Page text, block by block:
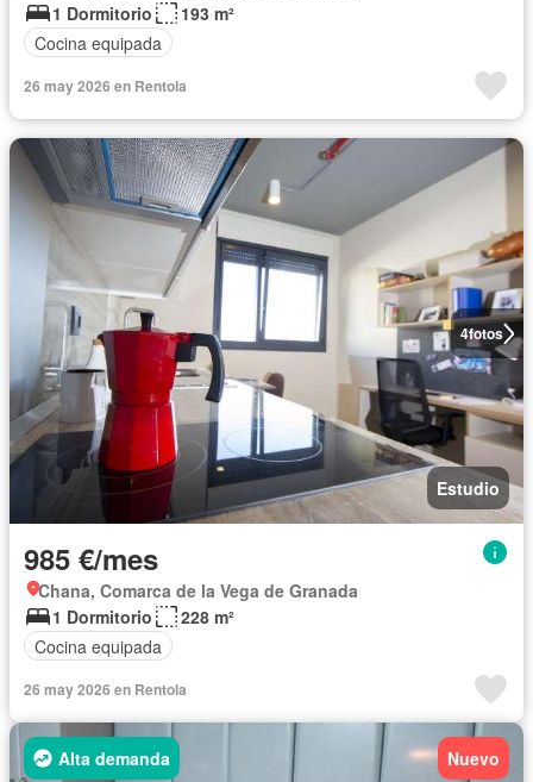
1 Dormitorio
193 m²
Cocina equipada
26 may 2026 en Rentola
4fotos
Estudio
985 €/mes
Chana, Comarca de la Vega de Granada
1 Dormitorio
228 m²
Cocina equipada
26 may 2026 en Rentola
Alta demanda Nuevo